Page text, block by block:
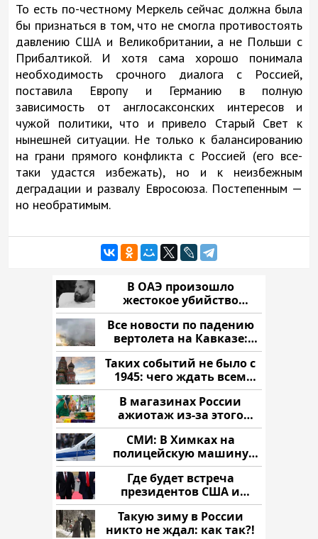
То есть по-честному Меркель сейчас должна была
бы признаться в том, что не смогла противостоять
давлению США и Великобритании, а не Польши с
Прибалтикой. И хотя сама хорошо понимала
необходимость срочного диалога с Россией,
поставила Европу и Германию в полную
зависимость от англосаксонских интересов и
чужой политики, что и привело Старый Свет к
нынешней ситуации. Не только к балансированию
на грани прямого конфликта с Россией (его все-
таки удастся избежать), но и к неизбежным
деградации и развалу Евросоюза. Постепенным —
но необратимым.
В ОАЭ произошло
жестокое убийство
криптомиллионера
Все новости по падению
вертолета на Кавказе:
читать здесь
Таких событий не было с
1945: чего ждать всем
нам?
В магазинах России
ажиотаж из-за этого
продукта: что купить?
СМИ: В Химках на
полицейскую машину
напали и подожгли.
Где будет встреча
президентов США и
России: Европа?
Такую зиму в России
никто не ждал: как так?!